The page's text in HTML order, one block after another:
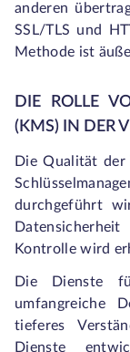
anderen
SSL/TLS und
Methode ist
DIE ROLLE
(KMS) IN DER
Die Qualität der
durchgeführt
Kontrolle wird
Die Dienste
umfangreiche
tieferes
Dienste